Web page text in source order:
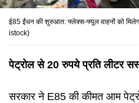
ई85 ईंधन की शुरुआत: फ्लेक्स-फ्यूल वाहनों को
istock)
पेट्रोल से 20 रुपये प्रति लीटर
सरकार ने E85 की कीमत आम